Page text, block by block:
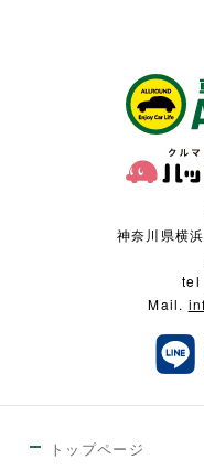
神奈川県横
tel
Mail.
トップページ